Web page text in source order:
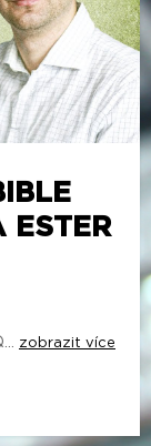
ESTER
zobrazit více